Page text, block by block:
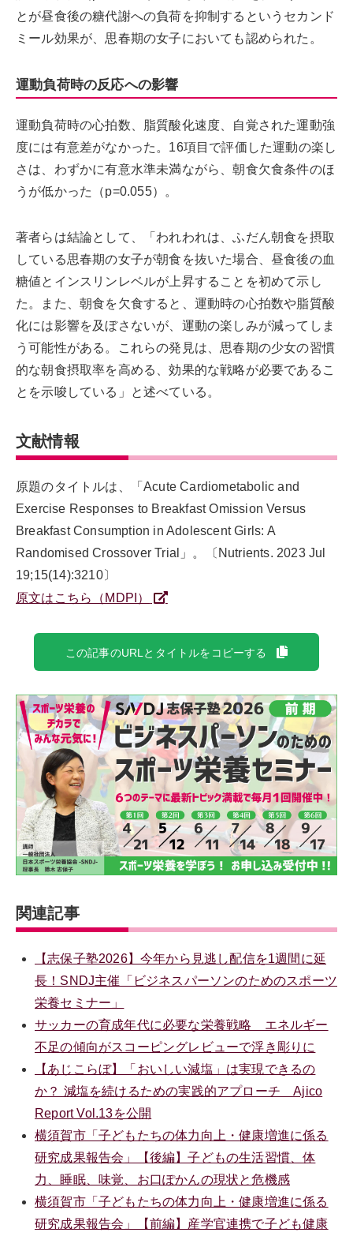
とが昼食後の糖代謝への負荷を抑制するというセカンド
ミール効果が、思春期の女子においても認められた。
運動負荷時の反応への影響
運動負荷時の心拍数、脂質酸化速度、自覚された運動強
度には有意差がなかった。16項目で評価した運動の楽し
さは、わずかに有意水準未満ながら、朝食欠食条件のほ
うが低かった（p=0.055）。
著者らは結論として、「われわれは、ふだん朝食を摂取
している思春期の女子が朝食を抜いた場合、昼食後の血
糖値とインスリンレベルが上昇することを初めて示し
た。また、朝食を欠食すると、運動時の心拍数や脂質酸
化には影響を及ぼさないが、運動の楽しみが減ってしま
う可能性がある。これらの発見は、思春期の少女の習慣
的な朝食摂取率を高める、効果的な戦略が必要であるこ
とを示唆している」と述べている。
文献情報
原題のタイトルは、「Acute Cardiometabolic and
Exercise Responses to Breakfast Omission Versus
Breakfast Consumption in Adolescent Girls: A
Randomised Crossover Trial」。〔Nutrients. 2023 Jul
19;15(14):3210〕
原文はこちら（MDPI）
この記事のURLとタイトルをコピーする
関連記事
【志保子塾2026】今年から見逃し配信を1週間に延
長！SNDJ主催「ビジネスパーソンのためのスポーツ
栄養セミナー」
サッカーの育成年代に必要な栄養戦略 エネルギー
不足の傾向がスコーピングレビューで浮き彫りに
【あじこらぼ】「おいしい減塩」は実現できるの
か？ 減塩を続けるための実践的アプローチ Ajico
Report Vol.13を公開
横須賀市「子どもたちの体力向上・健康増進に係る
研究成果報告会」【後編】子どもの生活習慣、体
力、睡眠、味覚、お口ぽかんの現状と危機感
横須賀市「子どもたちの体力向上・健康増進に係る
研究成果報告会」【前編】産学官連携で子ども健康